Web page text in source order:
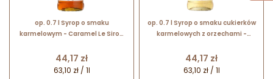
op. 0.7 l Syrop o smaku
karmelowym - Caramel Le Sirop
Cena
44,17 zł
63,10 zł / 1l
op. 0.7 l Syrop o smaku cukierków
karmelowych z orzechami -
szklana butelka
Cena
44,17 zł
63,10 zł / 1l